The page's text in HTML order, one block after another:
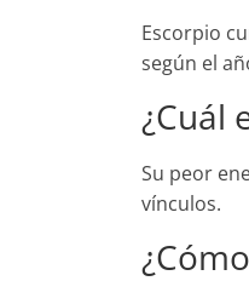
Escorpio
según el
¿Cuál
Su peor
vínculos.